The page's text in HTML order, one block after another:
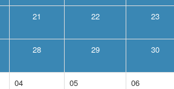
21 22 23
28 29 30
04 05 06